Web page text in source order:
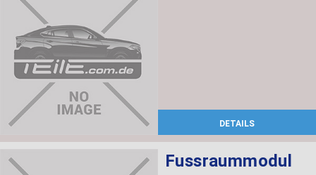
DETAILS
Fussraummodul